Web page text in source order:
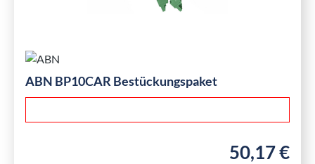
ABN BP10CAR Bestückungspaket
Regulärer
50,17 €